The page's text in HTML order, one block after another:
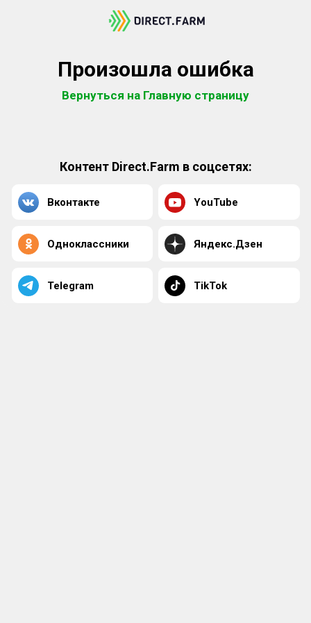
Произошла ошибка
Вернуться на Главную страницу
Контент Direct.Farm в соцсетях:
Вконтакте YouTube
Одноклассники Яндекс.Дзен
Telegram TikTok